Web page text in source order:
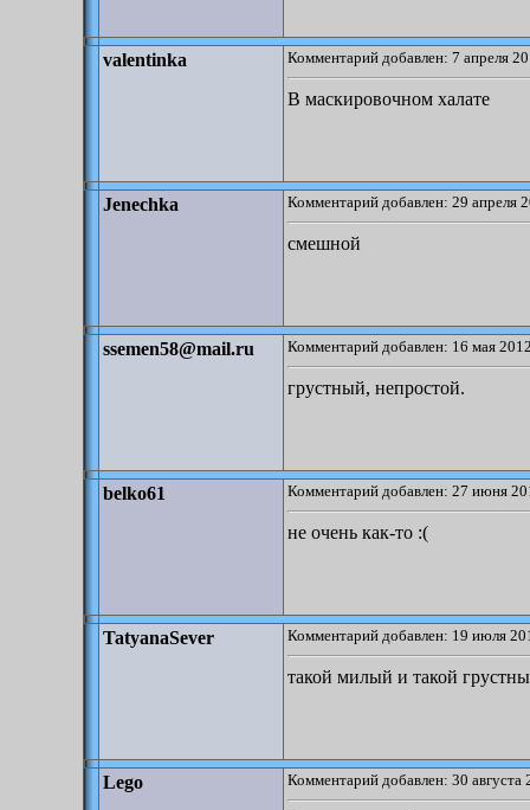
valentinka Комментарий добавлен: 7 апреля
В маскировочном халате
Jenechka Комментарий добавлен: 29 апреля
смешной
ssemen58@mail.ru Комментарий добавлен: 16 мая
грустный, непростой.
belko61 Комментарий добавлен: 27 июня
не очень как-то :(
TatyanaSever Комментарий добавлен: 19 июля
такой милый и такой
Lego Комментарий добавлен: 30 августа